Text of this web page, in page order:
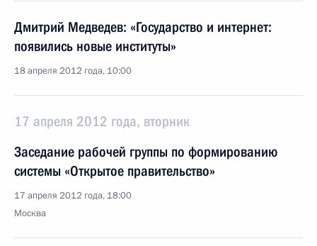
Дмитрий Медведев: «Государство и интернет:
появились новые институты»
18 апреля 2012 года, 10:00
17 апреля 2012 года, вторник
Заседание рабочей группы по формированию
системы «Открытое правительство»
17 апреля 2012 года, 18:00
Москва